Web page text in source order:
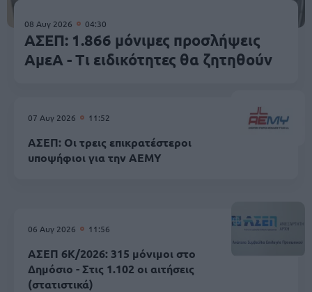
08 Αυγ 2026 04:30
ΑΣΕΠ: 1.866 μόνιμες προσλήψεις
ΑμεΑ - Τι ειδικότητες θα ζητηθούν
07 Αυγ 2026 11:52
ΑΣΕΠ: Οι τρεις επικρατέστεροι
υποψήφιοι για την ΑΕΜΥ
06 Αυγ 2026 11:56
ΑΣΕΠ 6Κ/2026: 315 μόνιμοι στο
Δημόσιο - Στις 1.102 οι αιτήσεις
(στατιστικά)